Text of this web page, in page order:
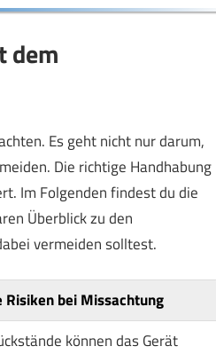
dem
Es geht nicht nur darum,
Die richtige Handhabung
Im Folgenden findest du die
Überblick zu den
vermeiden solltest.
Risiken bei Missachtung
können das Gerät